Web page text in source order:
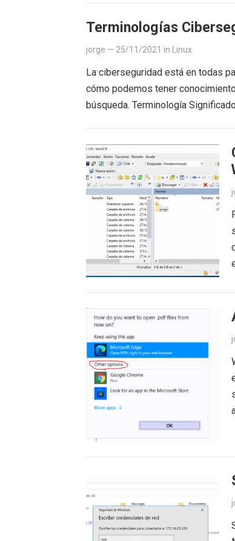
Terminologías
jorge — 25/11/2021 in Linux
La ciberseguridad está en todas
cómo podemos tener
búsqueda. Terminología